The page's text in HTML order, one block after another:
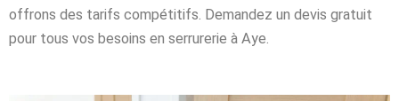
offrons des tarifs compétitifs. Demandez un devis gratuit
pour tous vos besoins en serrurerie à Aye.